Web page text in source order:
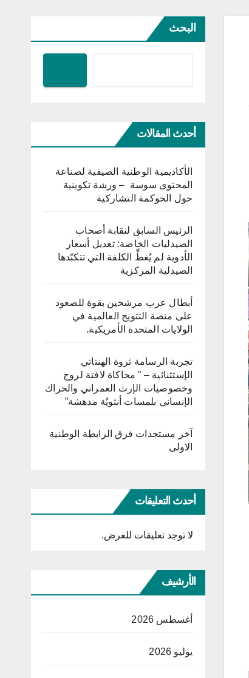
البحث
أحدث المقالات
الأكاديمية الوطنية الصيفية لصناعة
المحتوى سوسة – ورشة تكوينية
حول الحوكمة التشاركية
الرئيس السابق لنقابة أصحاب
الصيدليات الخاصة: تعديل أسعار
الأدوية لم يُغطِّ الكلفة التي تتكبّدها
الصيدلية المركزية
أبطال عرب مرشحين بقوة للصعود
على منصة التتويج العالمية في
الولايات المتحدة الأمريكية.
تجربة الرسامة ثروة الهنتاتي
الإستثنائية – ” محاكاة لافتة لروح
وخصوصيات الإرث العمراني والحراك
الإنساني بلمسات أنثويٌة مدهشة”
آخر مستجدات فرق الرابطة الوطنية
الاولى
أحدث التعليقات
لا توجد تعليقات للعرض.
الأرشيف
أغسطس 2026
يوليو 2026